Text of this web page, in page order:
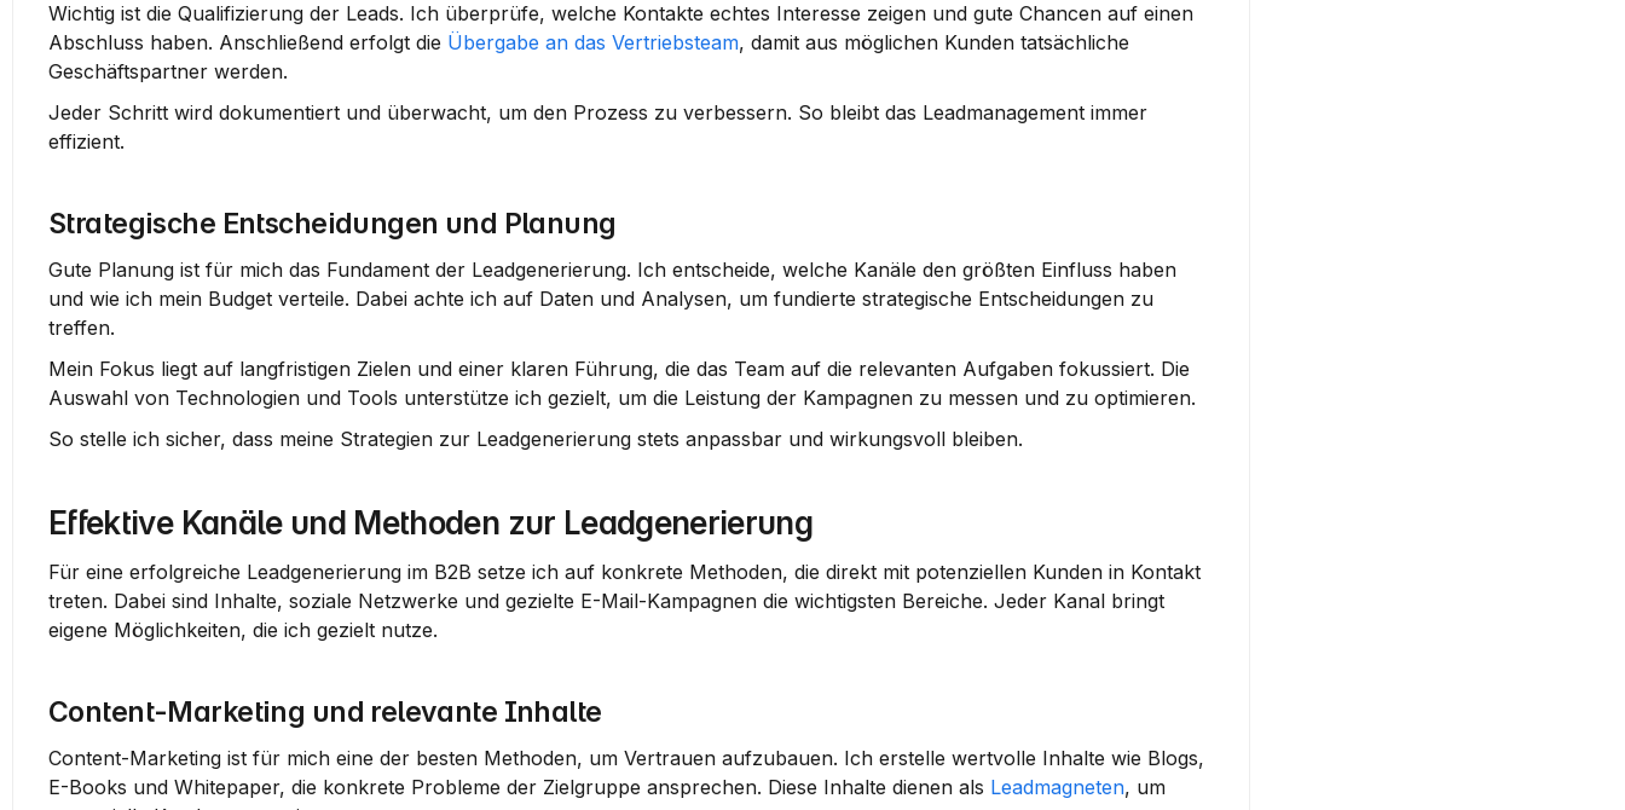
Wichtig ist die Qualifizierung der Leads. Ich überprüfe, welche Kontakte echtes Interesse zeigen und gute Chancen auf einen
Abschluss haben. Anschließend erfolgt die Übergabe an das Vertriebsteam, damit aus möglichen Kunden tatsächliche
Geschäftspartner werden.
Jeder Schritt wird dokumentiert und überwacht, um den Prozess zu verbessern. So bleibt das Leadmanagement immer
effizient.
Strategische Entscheidungen und Planung
Gute Planung ist für mich das Fundament der Leadgenerierung. Ich entscheide, welche Kanäle den größten Einfluss haben
und wie ich mein Budget verteile. Dabei achte ich auf Daten und Analysen, um fundierte strategische Entscheidungen zu
treffen.
Mein Fokus liegt auf langfristigen Zielen und einer klaren Führung, die das Team auf die relevanten Aufgaben fokussiert. Die
Auswahl von Technologien und Tools unterstütze ich gezielt, um die Leistung der Kampagnen zu messen und zu optimieren.
So stelle ich sicher, dass meine Strategien zur Leadgenerierung stets anpassbar und wirkungsvoll bleiben.
Effektive Kanäle und Methoden zur Leadgenerierung
Für eine erfolgreiche Leadgenerierung im B2B setze ich auf konkrete Methoden, die direkt mit potenziellen Kunden in Kontakt
treten. Dabei sind Inhalte, soziale Netzwerke und gezielte E-Mail-Kampagnen die wichtigsten Bereiche. Jeder Kanal bringt
eigene Möglichkeiten, die ich gezielt nutze.
Content-Marketing und relevante Inhalte
Content-Marketing ist für mich eine der besten Methoden, um Vertrauen aufzubauen. Ich erstelle wertvolle Inhalte wie Blogs,
E-Books und Whitepaper, die konkrete Probleme der Zielgruppe ansprechen. Diese Inhalte dienen als Leadmagneten, um